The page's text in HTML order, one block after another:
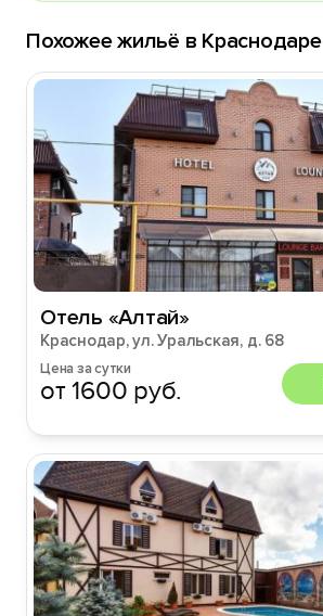
Похожее жильё в Краснодаре
Отель «Алтай»
Краснодар, ул. Уральская, д. 68
Цена за сутки
от 1600 руб.